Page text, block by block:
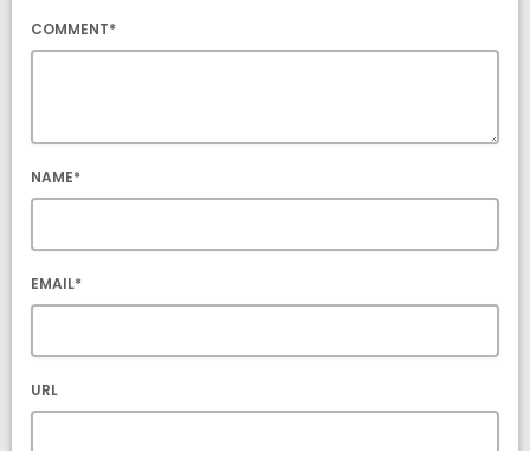
COMMENT*
NAME*
EMAIL*
URL